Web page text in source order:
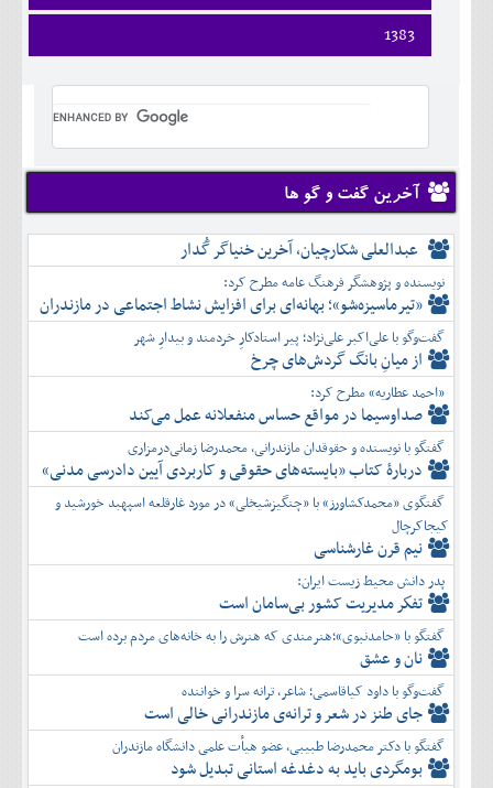
فروردين
ارديبهشت
خرداد
شهريور
مهر
آبان
آذر
دی
بهمن
اسفند
1383
فروردين
تير
مرداد
شهريور
مهر
آبان
آذر
دی
بهمن
اسفند
آخرین گفت و گو ها
عبدالعلی شکارچیان، آخرین خنیاگر گُدار
نویسنده و پژوهشگر فرهنگ عامه مطرح کرد:
«تیرماسیزه‌شو»؛ بهانه‌ای برای افزایش نشاط اجتماعی در مازندران
گفت‌وگو با علی‌اکبر علی‌نژاد؛ پیر استادکارِ خردمند و بیدارِ شهر
از میانِ بانگ گردش‌های چرخ
«احمد عطاریه» مطرح کرد:
صداوسیما در مواقع حساس منفعلانه عمل می‌کند
گفتگو با نویسنده و حقوقدان مازندرانی، محمدرضا زمانی‌درمزاری
دربارۀ کتاب ”بایسته‌های حقوقی و کاربردی آیین دادرسی مدنی»
گفتگوی «محمدکشاورز» با «چنگیزشیخلی» در مورد غارقلعه اسپهبد خورشید و
کیجاکرچال
نیم قرن غارشناسی
پدر دانش محیط زیست ایران:
تفكر مديريت کشور بی‌سامان است
گفتگو با «حامدنبوی»؛هنرمندی که هنرش را به خانه‌های مردم برده است
نان و عشق
گفت‌وگو با داود کیاقاسمی؛ شاعر، ترانه سرا و خواننده
جای طنز در شعر و ترانه‌ی مازندرانی خالی است
گفتگو با دکتر محمدرضا طبیبی، عضو هیأت علمی دانشگاه مازندران
بومگردی باید به دغدغه استانی تبدیل شود